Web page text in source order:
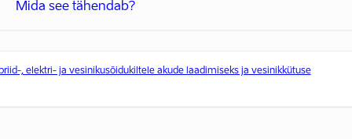
Mida see tähendab?
, elektri- ja vesinikusõidukiltele akude laadimiseks ja vesinikkütuse